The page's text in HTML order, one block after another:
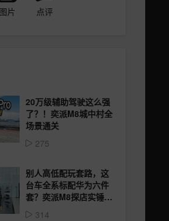
图片 点评
20万级辅助驾驶这么强
了？！奕派M8城中村全
场景通关
275
别人高低配玩套路，这
台车全系标配华为六件
套？奕派M8探店实锤#
东风奕派#奕派M8
314